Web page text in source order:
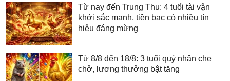
Từ nay đến Trung Thu: 4 tuổi tài vận
khởi sắc mạnh, tiền bạc có nhiều tín
hiệu đáng mừng
Từ 8/8 đến 18/8: 3 tuổi quý nhân che
chở, lương thưởng bật tăng